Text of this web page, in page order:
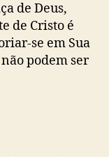
de Deus,
de Cristo é
se em Sua
podem ser